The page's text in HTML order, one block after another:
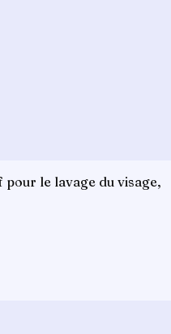
le lavage du visage,